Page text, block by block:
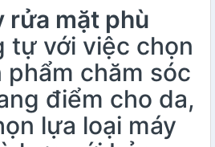
rửa mặt phù
tự với việc chọn
phẩm chăm sóc
điểm cho da,
lựa loại máy